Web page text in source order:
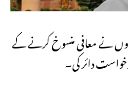
کیس کے 2 مجرموں نے معافی منسوخ کرنے کے
دائر کی۔